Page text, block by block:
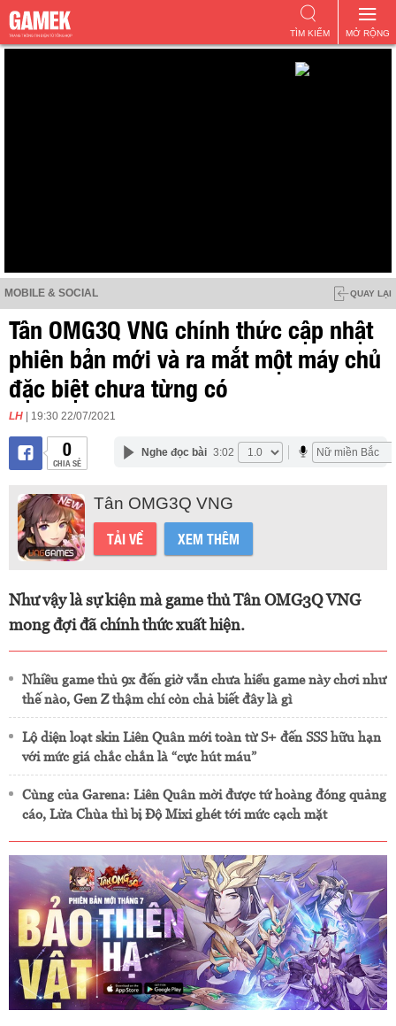
MỞ RỘNG
TÌM KIẾM
MOBILE & SOCIAL QUAY LẠI
Tân OMG3Q VNG chính thức cập nhật
phiên bản mới và ra mắt một máy chủ
đặc biệt chưa từng có
LH | 19:30 22/07/2021
0
CHIA SẺ
Nghe đọc bài 3:02
Tân OMG3Q VNG
TẢI VỀ XEM THÊM
Như vậy là sự kiện mà game thủ Tân OMG3Q VNG
mong đợi đã chính thức xuất hiện.
Nhiều game thủ 9x đến giờ vẫn chưa hiểu game này chơi như
thế nào, Gen Z thậm chí còn chả biết đây là gì
Lộ diện loạt skin Liên Quân mới toàn từ S+ đến SSS hữu hạn
với mức giá chắc chắn là “cực hút máu”
Cùng của Garena: Liên Quân mời được tứ hoàng đóng quảng
cáo, Lửa Chùa thì bị Độ Mixi ghét tới mức cạch mặt